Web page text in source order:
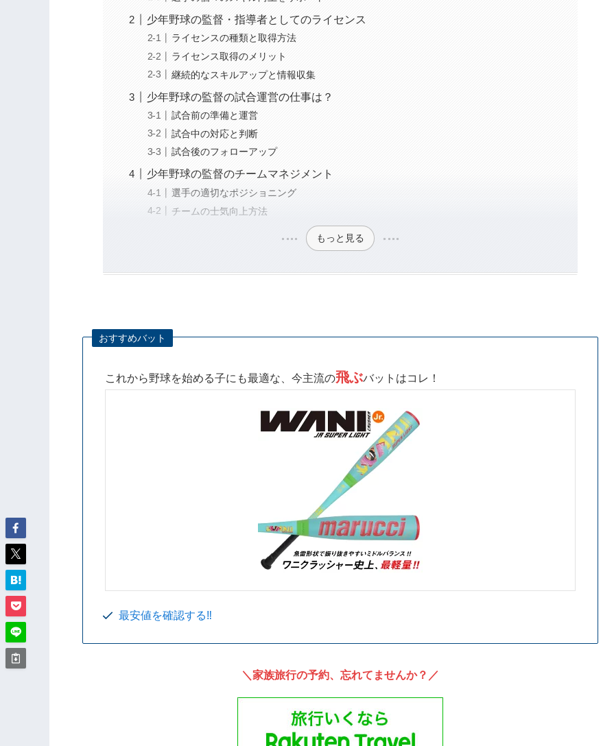
少年野球の監督・指導者としてのライセンス
ライセンスの種類と取得方法
ライセンス取得のメリット
継続的なスキルアップと情報収集
少年野球の監督の試合運営の仕事は？
試合前の準備と運営
試合中の対応と判断
試合後のフォローアップ
少年野球の監督のチームマネジメント
選手の適切なポジショニング
チームの士気向上方法
もっと見る
おすすめバット
これから野球を始める子にも最適な、今主流の飛ぶバットはコレ！
最安値を確認する‼️
＼家族旅行の予約、忘れてませんか？／